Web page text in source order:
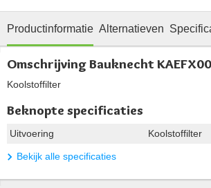
Productinformatie Alternatieven
Omschrijving Bauknecht
Koolstoffilter
Beknopte specificaties
Uitvoering Koolstoffilter
Bekijk alle specificaties